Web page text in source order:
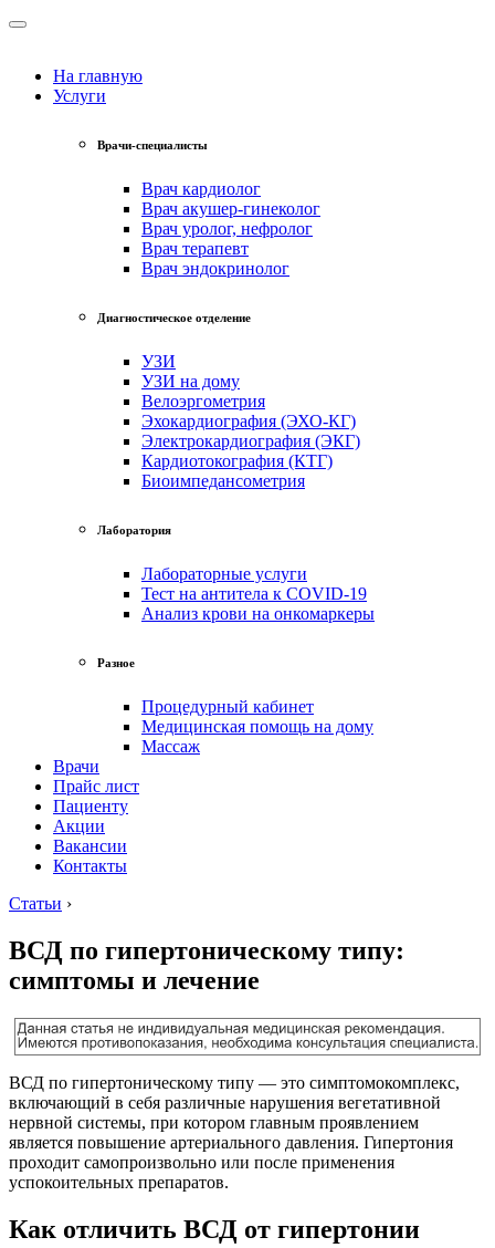
На главную
Услуги
Врачи-специалисты
Врач кардиолог
Врач акушер-гинеколог
Врач уролог, нефролог
Врач терапевт
Врач эндокринолог
Диагностическое отделение
УЗИ
УЗИ на дому
Велоэргометрия
Эхокардиография (ЭХО-КГ)
Электрокардиография (ЭКГ)
Кардиотокография (КТГ)
Биоимпедансометрия
Лаборатория
Лабораторные услуги
Тест на антитела к COVID-19
Анализ крови на онкомаркеры
Разное
Процедурный кабинет
Медицинская помощь на дому
Массаж
Врачи
Прайс лист
Пациенту
Акции
Вакансии
Контакты
Статьи ›
ВСД по гипертоническому типу:
симптомы и лечение
ВСД по гипертоническому типу — это симптомокомплекс,
включающий в себя различные нарушения вегетативной
нервной системы, при котором главным проявлением
является повышение артериального давления. Гипертония
проходит самопроизвольно или после применения
успокоительных препаратов.
Как отличить ВСД от гипертонии